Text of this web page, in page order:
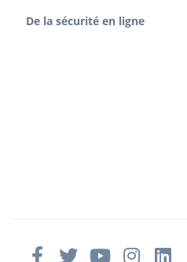
De la sécurité en ligne